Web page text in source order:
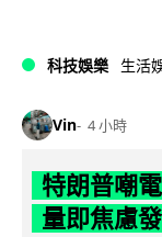
科技娛樂 生活
Vin 4 小時
特朗普嘲
量即焦慮